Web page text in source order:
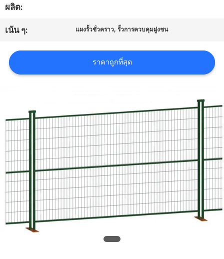
ขอ
ใบ
เสนอ
ราคา
แผนผัง
เว็บไซต์
PRIVACY
POLICY
ผลิต:
เน้น ๆ: แผงรั้วชั่วคราว,รั้วการควบคุมฝูงชน
ราคาถูกที่สุด